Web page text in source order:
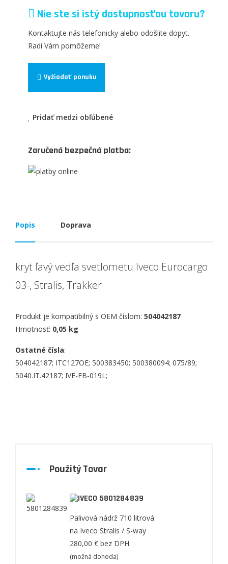
Nie ste si istý dostupnosťou tovaru?
Kontaktujte nás telefonicky alebo odošlite dopyt.
Radi Vám pomôžeme!
Vyžiadať ponuku
Pridať medzi obľúbené
Zaručená bezpečná platba:
Popis Doprava
kryt ľavý vedľa svetlometu Iveco Eurocargo
03-, Stralis, Trakker
Produkt je kompatibilný s OEM číslom: 504042187
Hmotnosť: 0,05 kg
Ostatné čísla:
504042187; ITC127OE; 500383450; 500380094; 075/89;
5040.IT.42187; IVE-FB-019L;
Použitý Tovar
5801284839
Palivová nádrž 710 litrová
na Iveco Stralis / S-way
280,00 € bez DPH
(možná dohoda)